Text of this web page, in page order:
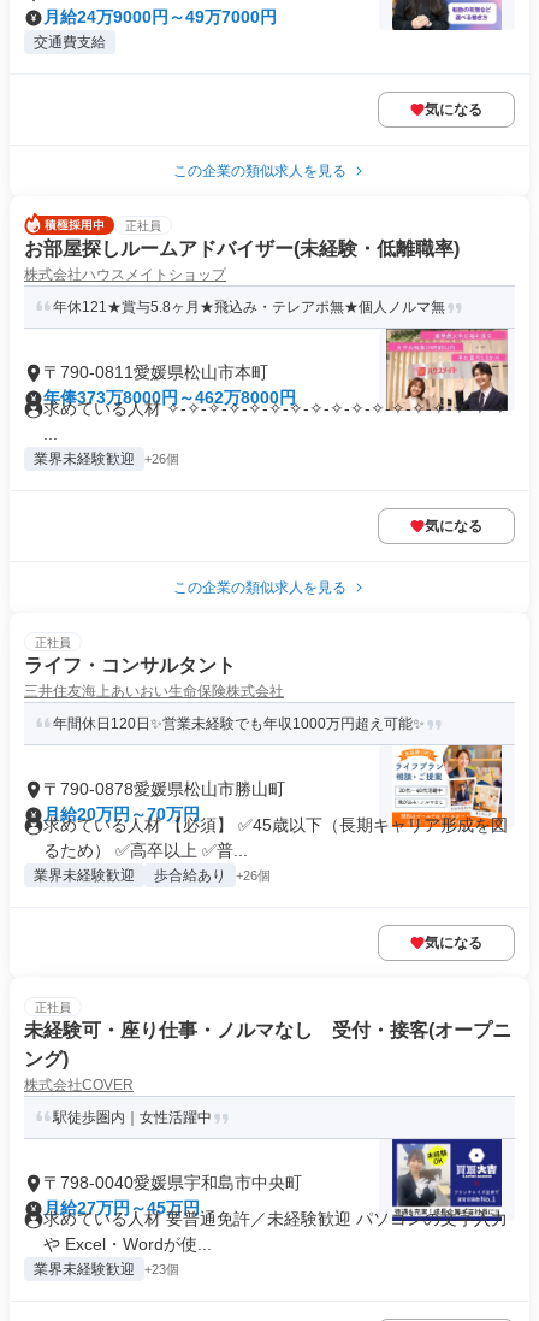
月給24万9000円～49万7000円
交通費支給
気になる
この企業の類似求人を見る
正社員
お部屋探しルームアドバイザー(未経験・低離職率)
株式会社ハウスメイトショップ
年休121★賞与5.8ヶ月★飛込み・テレアポ無★個人ノルマ無
〒790-0811愛媛県松山市本町
年俸373万8000円～462万8000円
求めている人材 ✧-✧-✧-✧-✧-✧-✧-✧-✧-✧-✧-✧-✧-✧-✧-✧-✧
業界未経験歓迎 +26個
気になる
この企業の類似求人を見る
正社員
ライフ・コンサルタント
三井住友海上あいおい生命保険株式会社
年間休日120日✨️営業未経験でも年収1000万円超え可能✨
〒790-0878愛媛県松山市勝山町
月給20万円～70万円
求めている人材 【必須】 ✅45歳以下（長期キャリア形成を図
るため） ✅高卒以上 ✅普...
業界未経験歓迎 歩合給あり +26個
気になる
正社員
未経験可・座り仕事・ノルマなし 受付・接客(オープニ
ング)
株式会社COVER
駅徒歩圏内｜女性活躍中
〒798-0040愛媛県宇和島市中央町
月給27万円～45万円
求めている人材 要普通免許／未経験歓迎 パソコンの文字入力
や Excel・Wordが使...
業界未経験歓迎 +23個